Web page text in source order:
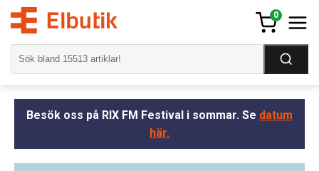
0
Besök oss på RIX FM Festival i sommar. Se datum
här.